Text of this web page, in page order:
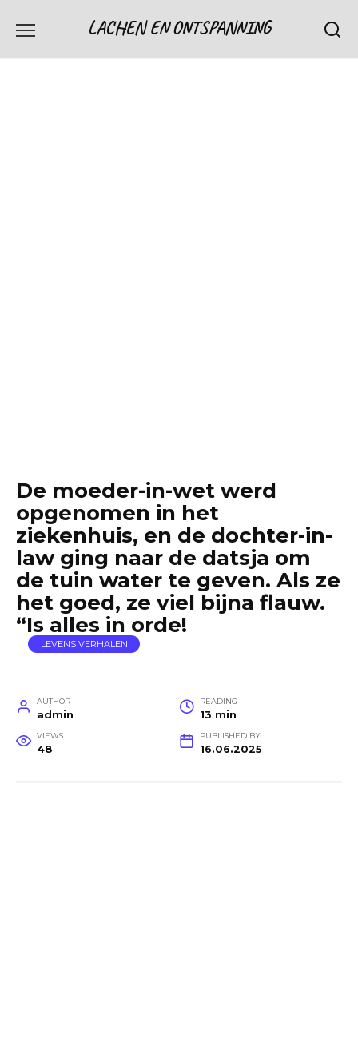
LACHEN EN ONTSPANNING
De moeder-in-wet werd
opgenomen in het
ziekenhuis, en de dochter-in-
law ging naar de datsja om
de tuin water te geven. Als ze
het goed, ze viel bijna flauw.
“Is alles in orde!
LEVENS VERHALEN
AUTHOR
admin
READING
13 min
VIEWS
48
PUBLISHED BY
16.06.2025